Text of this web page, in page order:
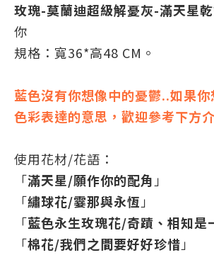
玫瑰-莫蘭迪超級解憂灰-滿天星
你
規格：寬36*高48 CM。
藍色沒有你想像中的憂鬱..如果
色彩表達的意思，歡迎參考下方
使用花材/花語：
「滿天星/願作你的配角 」
「繡球花/霎那與永恆 」
「藍色永生玫瑰花/奇蹟、相知是
「棉花/我們之間要好好珍惜 」